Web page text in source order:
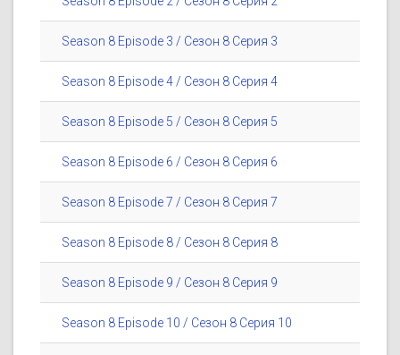
Season 8 Episode 3 / Сезон 8 Серия 3
Season 8 Episode 4 / Сезон 8 Серия 4
Season 8 Episode 5 / Сезон 8 Серия 5
Season 8 Episode 6 / Сезон 8 Серия 6
Season 8 Episode 7 / Сезон 8 Серия 7
Season 8 Episode 8 / Сезон 8 Серия 8
Season 8 Episode 9 / Сезон 8 Серия 9
Season 8 Episode 10 / Сезон 8 Серия 10